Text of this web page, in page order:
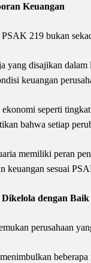
Keuangan
219 bukan
disajikan dalam
keuangan
ekonomi seperti
bahwa setiap
memiliki peran
keuangan sesuai
dengan Baik
perusahaan